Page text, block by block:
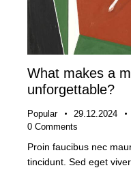
What makes a
unforgettable?
Popular 29.12.2024
0 Comments
Proin faucibus nec
tincidunt. Sed eget